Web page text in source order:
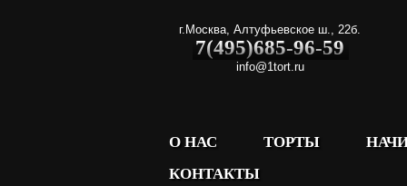
г.Москва, Алтуфьевское ш., 22б.
7(495)685-96-59
info@1tort.ru
О НАС ТОРТЫ
КОНТАКТЫ